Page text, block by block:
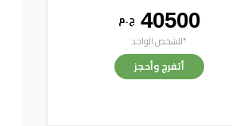
40500 ج . م
*للشخص الواحد
أتفرج وأحجز